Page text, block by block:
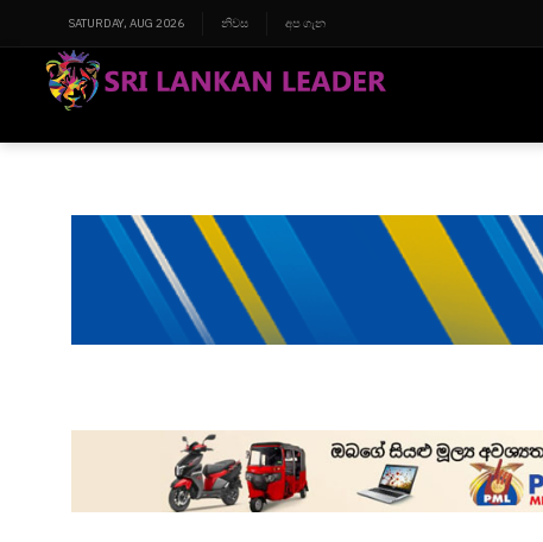
SATURDAY, AUG 2026 නිවස අප ගැන